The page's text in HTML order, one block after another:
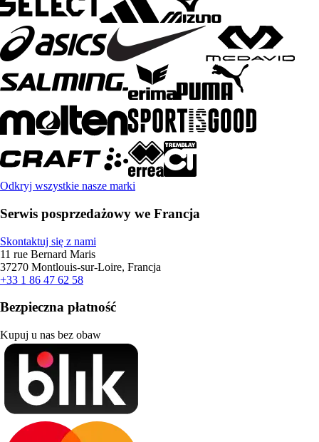
Odkryj wszystkie nasze marki
Serwis posprzedażowy we Francja
Skontaktuj się z nami
11 rue Bernard Maris
37270 Montlouis-sur-Loire, Francja
+33 1 86 47 62 58
Bezpieczna płatność
Kupuj u nas bez obaw